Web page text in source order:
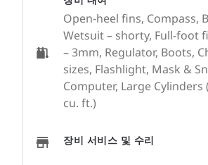
Open-heel fins, Compass,
Wetsuit – shorty, Full-foot
– 3mm, Regulator, Boots,
sizes, Flashlight, Mask &
Computer, Large Cylinders
cu. ft.)
장비 서비스 및 수리